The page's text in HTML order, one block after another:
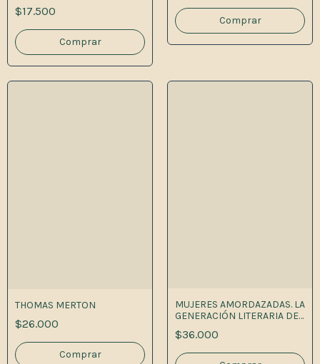
$17.500
THOMAS MERTON
$26.000
MUJERES AMORDAZADAS. LA
GENERACIÓN LITERARIA DE
LOS '80 O DE LA
POSTDICTADURA EN SALTA.
$36.000